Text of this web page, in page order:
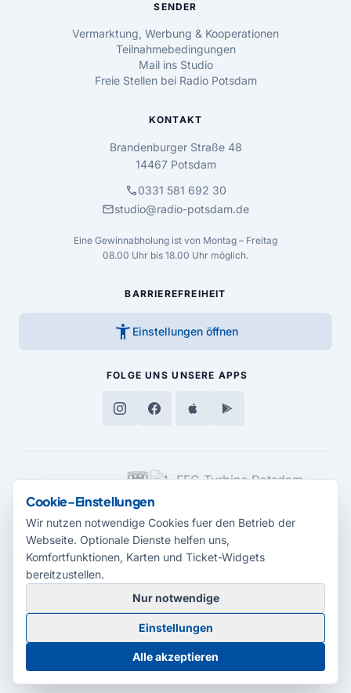
SENDER
Vermarktung, Werbung & Kooperationen
Teilnahmebedingungen
Mail ins Studio
Freie Stellen bei Radio Potsdam
KONTAKT
Brandenburger Straße 48
14467 Potsdam
call0331 581 692 30
mailstudio@radio-potsdam.de
Eine Gewinnabholung ist von Montag – Freitag
08.00 Uhr bis 18.00 Uhr möglich.
BARRIEREFREIHEIT
accessibility_new Einstellungen öffnen
FOLGE UNS UNSERE APPS
MEDIENPARTNER
© 2026 Radio Potsdam. Webseite entwickelt durch dieMedienagentur
Babelsberg
BarrierefreiheitserklärungAGBDatenschutzImpressum
Cookie-Einstellungen
Cookie-Einstellungen
Wir nutzen notwendige Cookies fuer den Betrieb der
Webseite. Optionale Dienste helfen uns,
Komfortfunktionen, Karten und Ticket-Widgets
bereitzustellen.
Nur notwendige
Einstellungen
Alle akzeptieren